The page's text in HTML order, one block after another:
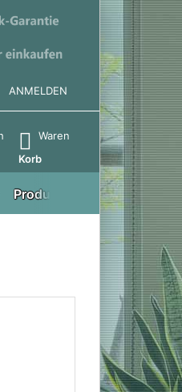
ANMELDEN
aufzurufen.
Waren
Korb
Produktberater